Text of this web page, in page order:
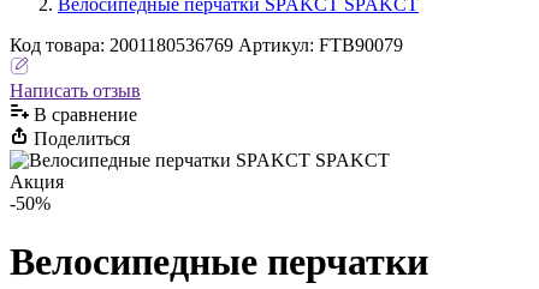
Велосипедные перчатки SPAKCT SPAKCT
Код товара: 2001180536769 Артикул: FTB90079
Написать отзыв
В сравнениe
Поделиться
Акция
-50%
Велосипедные перчатки